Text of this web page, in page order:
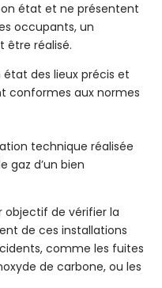
état et ne présentent
occupants, un
être réalisé.
des lieux précis et
conformes aux normes
technique réalisée
gaz d’un bien
objectif de vérifier la
de ces installations
comme les fuites
de carbone, ou les